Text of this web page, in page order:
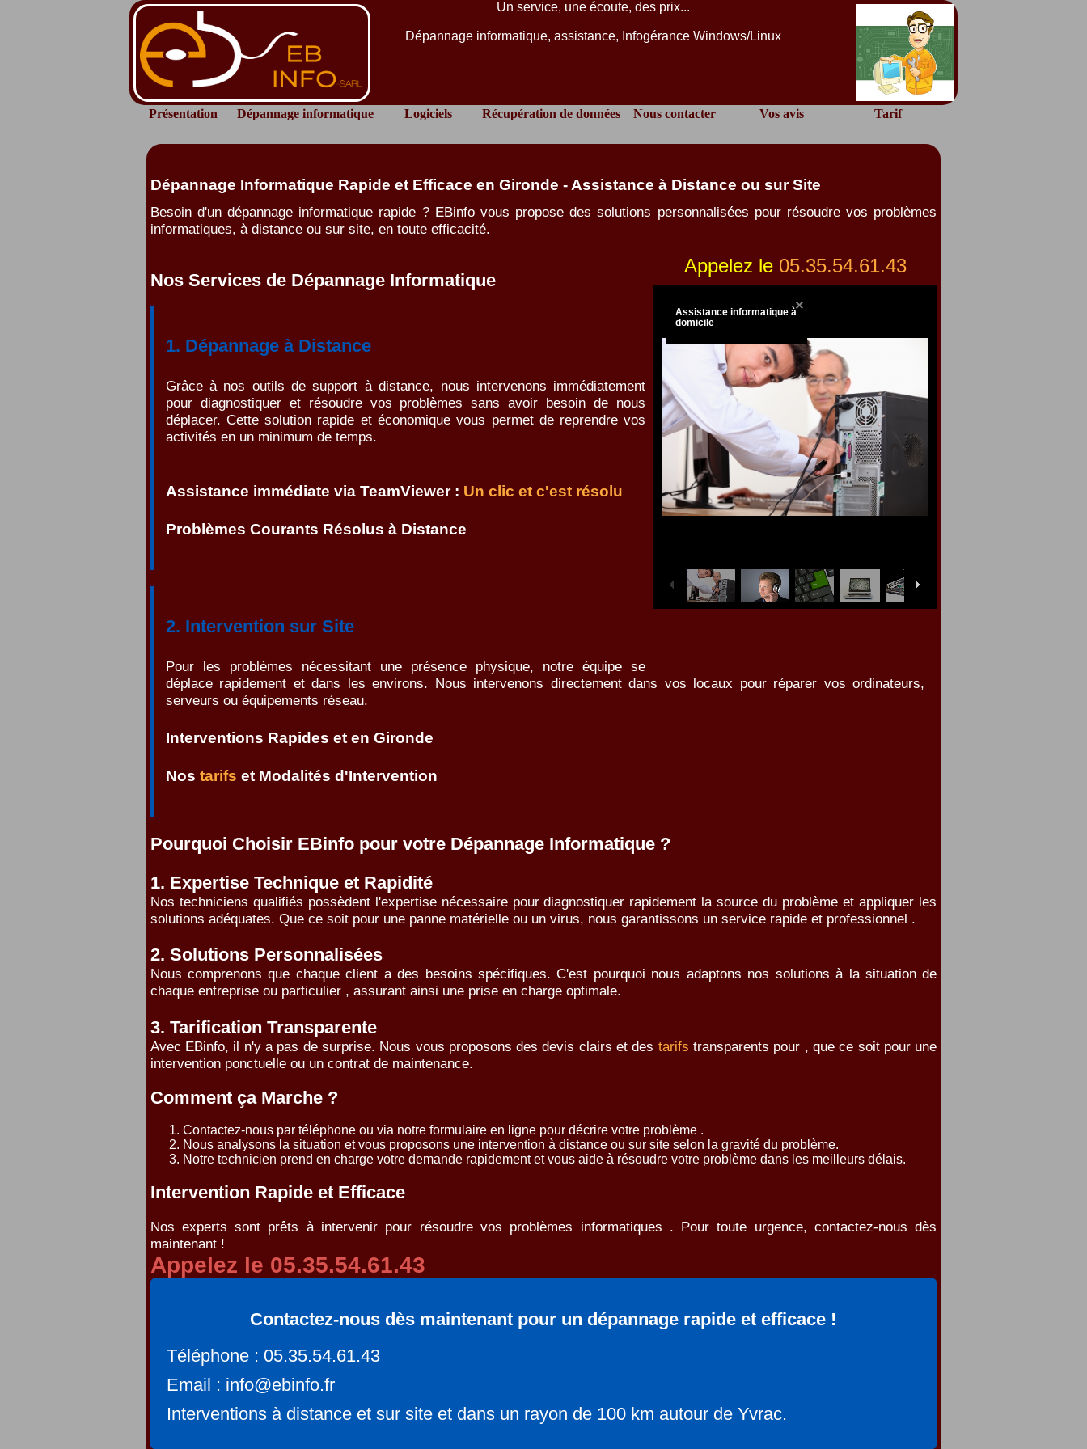
Un service, une écoute, des prix...
Dépannage informatique, assistance, Infogérance Windows/Linux
Présentation Dépannage informatique Logiciels Récupération de données Nous contacter Vos avis Tarif
Dépannage Informatique Rapide et Efficace en Gironde - Assistance à Distance ou sur Site
Besoin d'un dépannage informatique rapide ? EBinfo vous propose des solutions personnalisées pour résoudre vos problèmes
informatiques, à distance ou sur site, en toute efficacité.
Appelez le 05.35.54.61.43
Assistance informatique à
distance
Nos Services de Dépannage Informatique
1. Dépannage à Distance
Grâce à nos outils de support à distance, nous intervenons immédiatement
pour diagnostiquer et résoudre vos problèmes sans avoir besoin de nous
déplacer. Cette solution rapide et économique vous permet de reprendre vos
activités en un minimum de temps.
Assistance immédiate via TeamViewer : Un clic et c'est résolu
Problèmes Courants Résolus à Distance
2. Intervention sur Site
Pour les problèmes nécessitant une présence physique, notre équipe se
déplace rapidement et dans les environs. Nous intervenons directement dans vos locaux pour réparer vos ordinateurs,
serveurs ou équipements réseau.
Interventions Rapides et en Gironde
Nos tarifs et Modalités d'Intervention
Pourquoi Choisir EBinfo pour votre Dépannage Informatique ?
1. Expertise Technique et Rapidité
Nos techniciens qualifiés possèdent l'expertise nécessaire pour diagnostiquer rapidement la source du problème et appliquer les
solutions adéquates. Que ce soit pour une panne matérielle ou un virus, nous garantissons un service rapide et professionnel .
2. Solutions Personnalisées
Nous comprenons que chaque client a des besoins spécifiques. C'est pourquoi nous adaptons nos solutions à la situation de
chaque entreprise ou particulier , assurant ainsi une prise en charge optimale.
3. Tarification Transparente
Avec EBinfo, il n'y a pas de surprise. Nous vous proposons des devis clairs et des tarifs transparents pour , que ce soit pour une
intervention ponctuelle ou un contrat de maintenance.
Comment ça Marche ?
Contactez-nous par téléphone ou via notre formulaire en ligne pour décrire votre problème .
Nous analysons la situation et vous proposons une intervention à distance ou sur site selon la gravité du problème.
Notre technicien prend en charge votre demande rapidement et vous aide à résoudre votre problème dans les meilleurs délais.
Intervention Rapide et Efficace
Nos experts sont prêts à intervenir pour résoudre vos problèmes informatiques . Pour toute urgence, contactez-nous dès
maintenant !
Appelez le 05.35.54.61.43
Contactez-nous dès maintenant pour un dépannage rapide et efficace !
Téléphone : 05.35.54.61.43
Email : info@ebinfo.fr
Interventions à distance et sur site et dans un rayon de 100 km autour de Yvrac.